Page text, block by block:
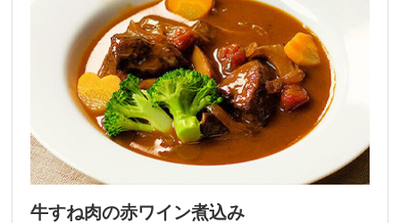
牛すね肉の赤ワイン煮込み